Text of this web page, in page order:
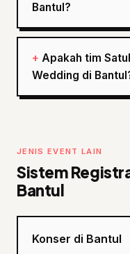
Bantul?
Apakah tim
Wedding di
JENIS EVENT LAIN
Sistem
Bantul
Konser di Bantul